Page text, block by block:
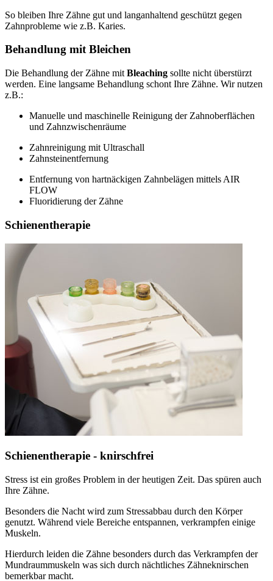
So bleiben Ihre Zähne gut und langanhaltend geschützt gegen
Zahnprobleme wie z.B. Karies.
Behandlung mit Bleichen
Die Behandlung der Zähne mit Bleaching sollte nicht überstürzt
werden. Eine langsame Behandlung schont Ihre Zähne. Wir nutzen
z.B.:
Manuelle und maschinelle Reinigung der Zahnoberflächen
und Zahnzwischenräume
Zahnreinigung mit Ultraschall
Zahnsteinentfernung
Entfernung von hartnäckigen Zahnbelägen mittels AIR
FLOW
Fluoridierung der Zähne
Schienentherapie
Schienentherapie - knirschfrei
Stress ist ein großes Problem in der heutigen Zeit. Das spüren auch
Ihre Zähne.
Besonders die Nacht wird zum Stressabbau durch den Körper
genutzt. Während viele Bereiche entspannen, verkrampfen einige
Muskeln.
Hierdurch leiden die Zähne besonders durch das Verkrampfen der
Mundraummuskeln was sich durch nächtliches Zähneknirschen
bemerkbar macht.